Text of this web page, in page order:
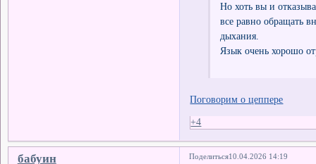
Но хоть вы и
все равно обращать
дыхания.
Язык очень хорошо
Поговорим о цеппере
+4
Поделиться10.04.2026 14:19
бабуин